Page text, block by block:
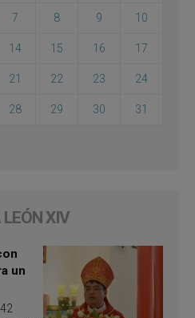
7 8 9 10
14 15 16 17
21 22 23 24
28 29 30 31
LEÓN XIV
un